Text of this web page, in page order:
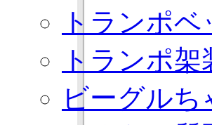
トランポベ
トランポ架
ビーグルち